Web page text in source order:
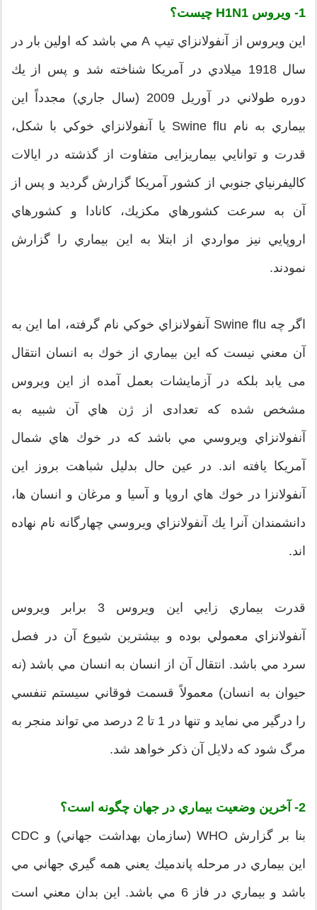
1- ويروس H1N1 چيست؟
اين ويروس از آنفولانزاي تيپ A مي باشد كه اولين بار در
سال 1918 ميلادي در آمريكا شناخته شد و پس از يك
دوره طولاني در آوريل 2009 (سال جاري) مجدداً اين
بيماري به نام Swine flu يا آنفولانزاي خوكي با شكل،
قدرت و توانايي بیماریزایی متفاوت از گذشته در ايالات
كاليفرنياي جنوبي از كشور آمريكا گزارش گرديد و پس از
آن به سرعت كشورهاي مكزيك، كانادا و كشورهاي
اروپايي نيز مواردي از ابتلا به اين بيماري را گزارش
نمودند.
اگر چه Swine flu آنفولانزاي خوكي نام گرفته، اما اين به
آن معني نيست كه اين بيماري از خوك به انسان انتقال
می یابد بلكه در آزمايشات بعمل آمده از اين ويروس
مشخص شده كه تعدادی از ژن هاي آن شبيه به
آنفولانزاي ويروسي مي باشد كه در خوك هاي شمال
آمريكا يافته اند. در عين حال بدليل شباهت بروز اين
آنفولانزا در خوك هاي اروپا و آسيا و مرغان و انسان ها،
دانشمندان آنرا يك آنفولانزاي ويروسي چهارگانه نام نهاده
اند.
قدرت بيماري زايي اين ويروس 3 برابر ويروس
آنفولانزاي معمولي بوده و بيشترين شيوع آن در فصل
سرد مي باشد. انتقال آن از انسان به انسان مي باشد (نه
حيوان به انسان) معمولاً قسمت فوقاني سيستم تنفسي
را درگير مي نمايد و تنها در 1 تا 2 درصد مي تواند منجر به
مرگ شود كه دلايل آن ذكر خواهد شد.
2- آخرين وضعيت بيماري در جهان چگونه است؟
بنا بر گزارش WHO (سازمان بهداشت جهاني) و CDC
اين بيماري در مرحله پاندميك يعني همه گيري جهاني مي
باشد و بيماري در فاز 6 مي باشد. اين بدان معني است